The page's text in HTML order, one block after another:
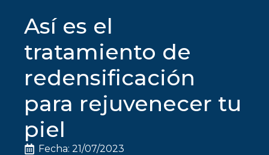
Así es el
tratamiento de
redensificación
para rejuvenecer tu
piel
Fecha: 21/07/2023